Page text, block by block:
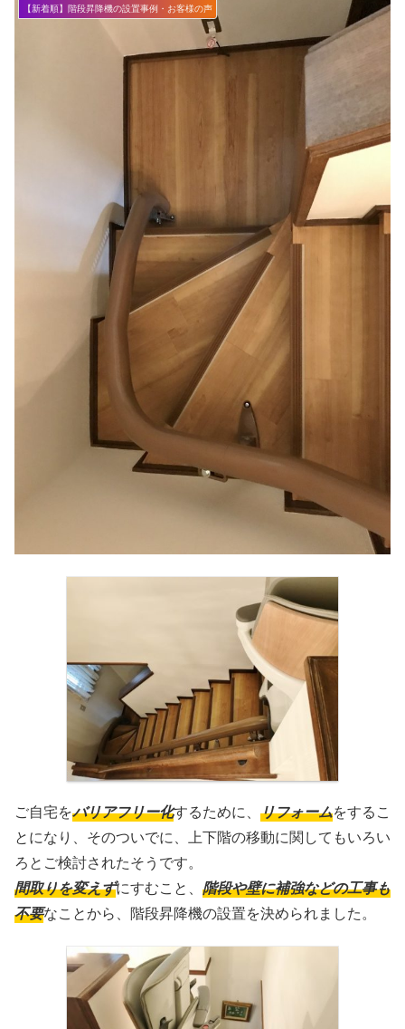
【新着順】階段昇降機の設置事例・お客様の声
ご自宅をバリアフリー化するために、 リフォームをするこ
とになり、そのついでに、上下階の移動に関してもいろい
ろとご検討されたそうです。
間取りを変えずにすむこと、 階段や壁に補強などの工事も
不要なことから、階段昇降機の設置を決められました。